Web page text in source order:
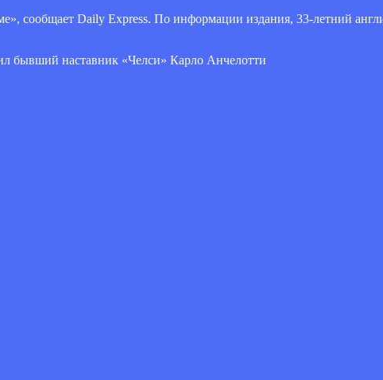
сообщает Daily Express. По информации издания, 33-летний
бывший наставник «Челси» Карло Анчелотти